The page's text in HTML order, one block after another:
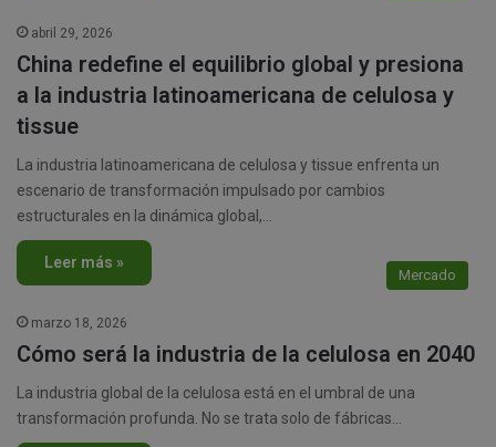
abril 29, 2026
China redefine el equilibrio global y presiona
a la industria latinoamericana de celulosa y
tissue
La industria latinoamericana de celulosa y tissue enfrenta un
escenario de transformación impulsado por cambios
estructurales en la dinámica global,…
Leer más »
Mercado
marzo 18, 2026
Cómo será la industria de la celulosa en 2040
La industria global de la celulosa está en el umbral de una
transformación profunda. No se trata solo de fábricas…